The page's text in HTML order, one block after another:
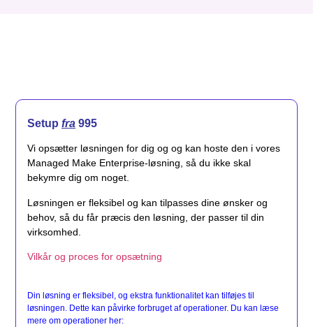
Setup fra 995
Vi opsætter løsningen for dig og og kan hoste den i vores
Managed Make Enterprise-løsning, så du ikke skal
bekymre dig om noget.
Løsningen er fleksibel og kan tilpasses dine ønsker og
behov, så du får præcis den løsning, der passer til din
virksomhed.
Vilkår og proces for opsætning
Din løsning er fleksibel, og ekstra funktionalitet kan tilføjes til
løsningen. Dette kan påvirke forbruget af operationer. Du kan læse
mere om operationer her: